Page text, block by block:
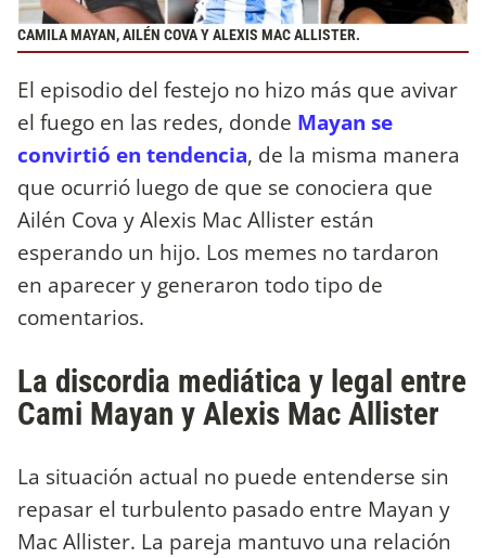
CAMILA MAYAN, AILÉN COVA Y ALEXIS MAC ALLISTER.
El episodio del festejo no hizo más que avivar
el fuego en las redes, donde Mayan se
convirtió en tendencia, de la misma manera
que ocurrió luego de que se conociera que
Ailén Cova y Alexis Mac Allister están
esperando un hijo. Los memes no tardaron
en aparecer y generaron todo tipo de
comentarios.
La discordia mediática y legal entre
Cami Mayan y Alexis Mac Allister
La situación actual no puede entenderse sin
repasar el turbulento pasado entre Mayan y
Mac Allister. La pareja mantuvo una relación